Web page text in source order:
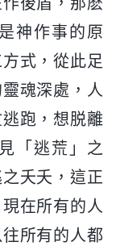
神作事的原
式，從此足
魂深處，人
跑，想脱離
「逃荒」之
夭夭，這正
在所有的人
所有的人都